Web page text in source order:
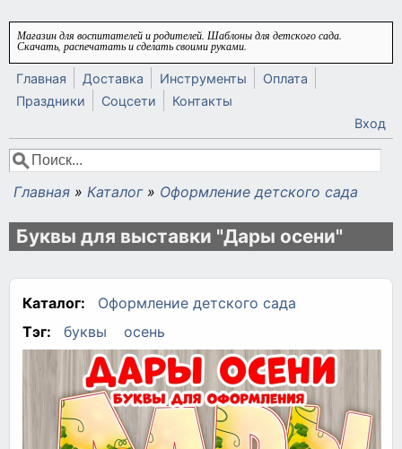
Перейти к основному содержанию
Магазин для воспитателей и родителей. Шаблоны для детского сада.
Скачать, распечатать и сделать своими руками.
Главная Доставка Инструменты
Оплата
Праздники
Соцсети
Контакты
Вход
Форма поиска
Поиск
Вы здесь
Главная » Каталог » Оформление детского сада
Буквы для выставки "Дары осени"
Каталог:
Оформление детского сада
Тэг:
буквы осень